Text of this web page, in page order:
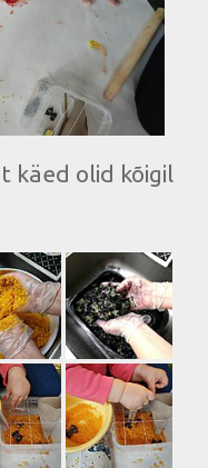
käed olid kõigil